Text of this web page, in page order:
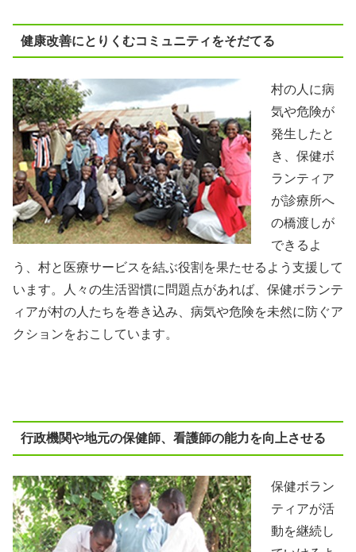
健康改善にとりくむコミュニティをそだてる
村の人に病
気や危険が
発生したと
き、保健ボ
ランティア
が診療所へ
の橋渡しが
できるよ
う、村と医療サービスを結ぶ役割を果たせるよう支援して
います。人々の生活習慣に問題点があれば、保健ボランテ
ィアが村の人たちを巻き込み、病気や危険を未然に防ぐア
クションをおこしています。
行政機関や地元の保健師、看護師の能力を向上させる
保健ボラン
ティアが活
動を継続し